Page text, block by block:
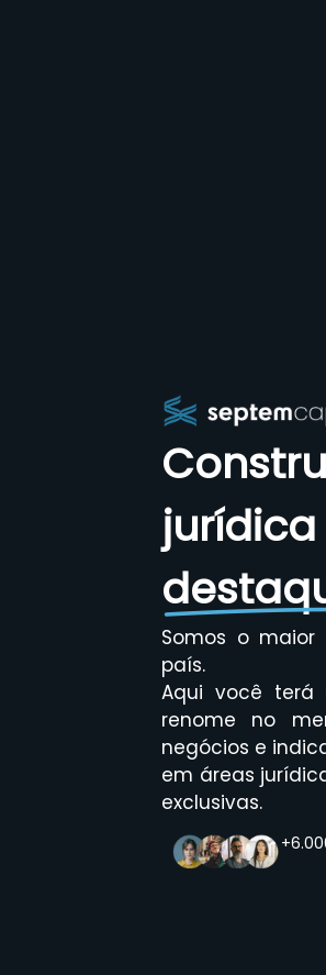
Somos o
país.
Aqui você terá
renome no
negócios e
em áreas
exclusivas.